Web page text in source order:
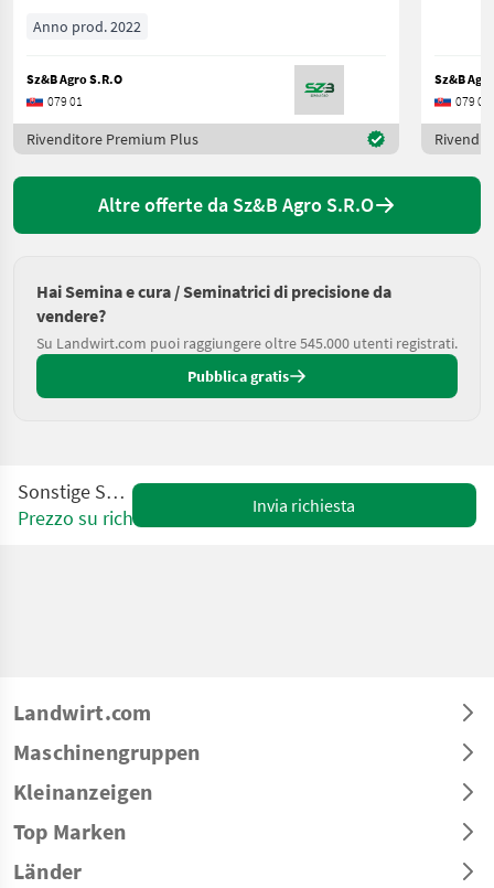
Anno prod. 2022
Sz&B Agro S.R.O
079 01
Rivenditore Premium Plus
Sz&B
079 01
Altre offerte da Sz&B Agro S.R.O
Hai Semina e cura / Seminatrici di precisione da
vendere?
Su Landwirt.com puoi raggiungere oltre 545.000 utenti registrati.
Pubblica gratis
Sonstige SN-2-130
Prezzo su richiesta
Invia richiesta
Landwirt.com
Maschinengruppen
Kleinanzeigen
Top Marken
Länder